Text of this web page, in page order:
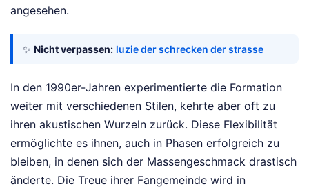
angesehen.
✨ Nicht verpassen: luzie der schrecken der strasse
In den 1990er-Jahren experimentierte die Formation
weiter mit verschiedenen Stilen, kehrte aber oft zu
ihren akustischen Wurzeln zurück. Diese Flexibilität
ermöglichte es ihnen, auch in Phasen erfolgreich zu
bleiben, in denen sich der Massengeschmack drastisch
änderte. Die Treue ihrer Fangemeinde wird in